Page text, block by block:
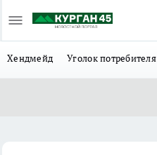
Хендмейд Уголок потребителя